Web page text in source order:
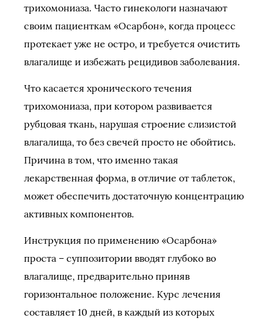
трихомониаза. Часто гинекологи назначают
своим пациенткам «Осарбон», когда процесс
протекает уже не остро, и требуется очистить
влагалище и избежать рецидивов заболевания.
Что касается хронического течения
трихомониаза, при котором развивается
рубцовая ткань, нарушая строение слизистой
влагалища, то без свечей просто не обойтись.
Причина в том, что именно такая
лекарственная форма, в отличие от таблеток,
может обеспечить достаточную концентрацию
активных компонентов.
Инструкция по применению «Осарбона»
проста – суппозитории вводят глубоко во
влагалище, предварительно приняв
горизонтальное положение. Курс лечения
составляет 10 дней, в каждый из которых